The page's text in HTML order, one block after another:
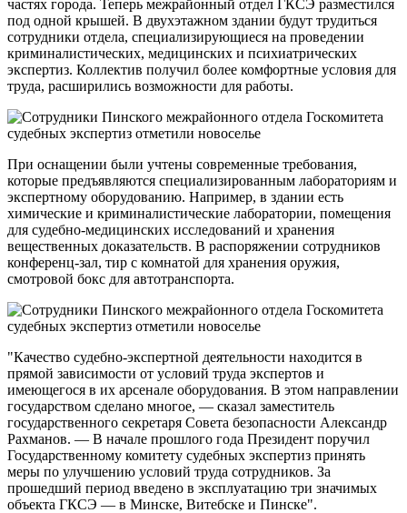
частях города. Теперь межрайонный отдел ГКСЭ разместился
под одной крышей. В двухэтажном здании будут трудиться
сотрудники отдела, специализирующиеся на проведении
криминалистических, медицинских и психиатрических
экспертиз. Коллектив получил более комфортные условия для
труда, расширились возможности для работы.
При оснащении были учтены современные требования,
которые предъявляются специализированным лабораториям и
экспертному оборудованию. Например, в здании есть
химические и криминалистические лаборатории, помещения
для судебно-медицинских исследований и хранения
вещественных доказательств. В распоряжении сотрудников
конференц-зал, тир с комнатой для хранения оружия,
смотровой бокс для автотранспорта.
"Качество судебно-экспертной деятельности находится в
прямой зависимости от условий труда экспертов и
имеющегося в их арсенале оборудования. В этом направлении
государством сделано многое, — сказал заместитель
государственного секретаря Совета безопасности Александр
Рахманов. — В начале прошлого года Президент поручил
Государственному комитету судебных экспертиз принять
меры по улучшению условий труда сотрудников. За
прошедший период введено в эксплуатацию три значимых
объекта ГКСЭ — в Минске, Витебске и Пинске".